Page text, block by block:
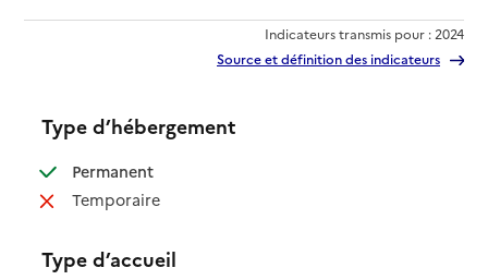
Indicateurs transmis pour : 2024
Source et définition des indicateurs
Type d’hébergement
Permanent: disponible
Temporaire: non disponible
Type d’accueil